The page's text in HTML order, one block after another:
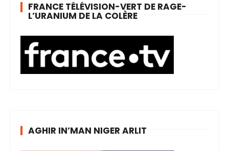
FRANCE TÉLÉVISION-VERT DE RAGE-
L’URANIUM DE LA COLÈRE
AGHIR IN’MAN NIGER ARLIT